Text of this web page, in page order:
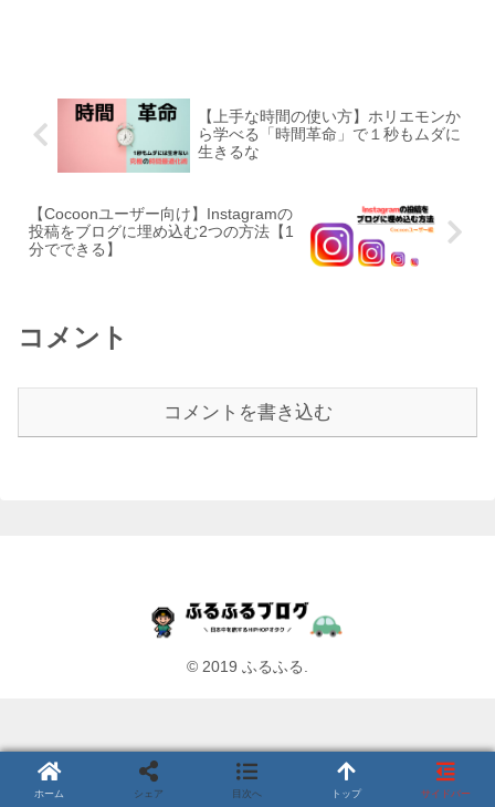
【上手な時間の使い方】ホリエモンか
ら学べる「時間革命」で１秒もムダに
生きるな
【Cocoonユーザー向け】Instagramの
投稿をブログに埋め込む2つの方法【1
分でできる】
コメント
コメントを書き込む
© 2019 ふるふる.
ホーム シェア 目次へ トップ サイドバー